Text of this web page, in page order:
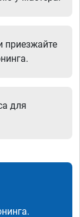
приезжайте
для